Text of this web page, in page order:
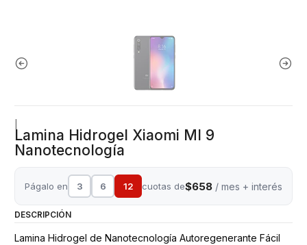
Lamina Hidrogel Xiaomi MI 9
Nanotecnología
Págalo en 3 6 12 cuotas de$658 / mes + interés
DESCRIPCIÓN
Lamina Hidrogel de Nanotecnología Autoregenerante Fácil